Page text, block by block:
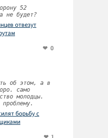
52
не будет?
отвезут
0
об этом, а в
само
молодцы.
борьбу с